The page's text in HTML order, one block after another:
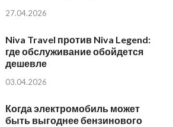
27.04.2026
Niva Travel против Niva Legend:
где обслуживание обойдется
дешевле
03.04.2026
Когда электромобиль может
быть выгоднее бензинового